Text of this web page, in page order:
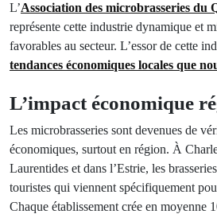
L’Association des microbrasseries du
représente cette industrie dynamique et
favorables au secteur. L’essor de cette
tendances économiques locales que
L’impact économique
Les microbrasseries sont devenues de
économiques, surtout en région. À
Laurentides et dans l’Estrie, les
touristes qui viennent spécifiquement
Chaque établissement crée en moyenne